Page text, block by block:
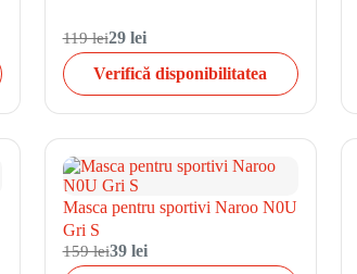
119 lei29 lei
Verifică disponibilitatea
Masca pentru sportivi Naroo N0U
Gri S
159 lei39 lei